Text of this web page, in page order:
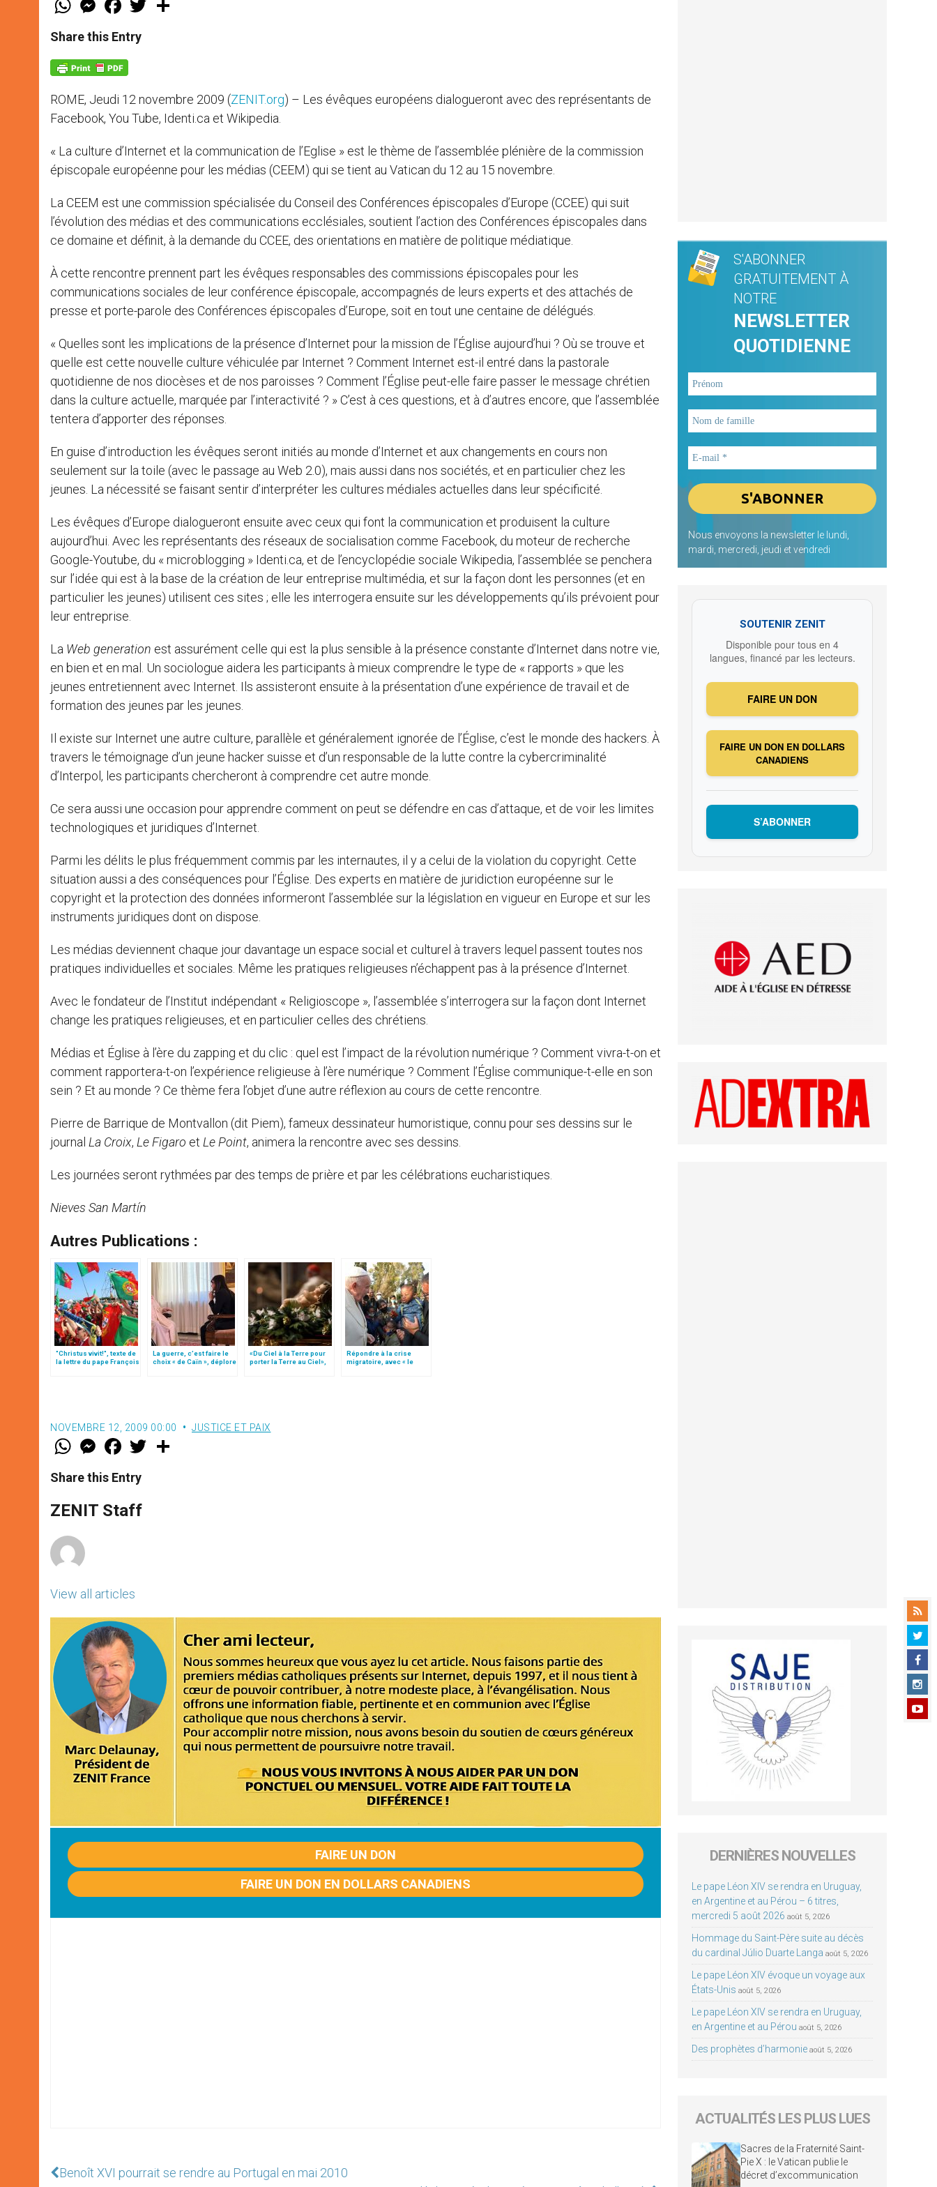
t
s
p
p
e
s
e
g
e
a
e
b
k
w
Share this Entry
ROME, Jeudi 12 novembre 2009 (ZENIT.org) – Les évêques européens dialogueront avec des représentants de
Facebook, You Tube, Identi.ca et Wikipedia.
« La culture d’Internet et la communication de l’Eglise » est le thème de l’assemblée plénière de la commission
épiscopale européenne pour les médias (CEEM) qui se tient au Vatican du 12 au 15 novembre.
La CEEM est une commission spécialisée du Conseil des Conférences épiscopales d’Europe (CCEE) qui suit
l’évolution des médias et des communications ecclésiales, soutient l’action des Conférences épiscopales dans
ce domaine et définit, à la demande du CCEE, des orientations en matière de politique médiatique.
À cette rencontre prennent part les évêques responsables des commissions épiscopales pour les
communications sociales de leur conférence épiscopale, accompagnés de leurs experts et des attachés de
presse et porte-parole des Conférences épiscopales d’Europe, soit en tout une centaine de délégués.
« Quelles sont les implications de la présence d’Internet pour la mission de l’Église aujourd’hui ? Où se trouve et
quelle est cette nouvelle culture véhiculée par Internet ? Comment Internet est-il entré dans la pastorale
quotidienne de nos diocèses et de nos paroisses ? Comment l’Église peut-elle faire passer le message chrétien
dans la culture actuelle, marquée par l’interactivité ? » C’est à ces questions, et à d’autres encore, que l’assemblée
tentera d’apporter des réponses.
En guise d’introduction les évêques seront initiés au monde d’Internet et aux changements en cours non
seulement sur la toile (avec le passage au Web 2.0), mais aussi dans nos sociétés, et en particulier chez les
jeunes. La nécessité se faisant sentir d’interpréter les cultures médiales actuelles dans leur spécificité.
Les évêques d’Europe dialogueront ensuite avec ceux qui font la communication et produisent la culture
aujourd’hui. Avec les représentants des réseaux de socialisation comme Facebook, du moteur de recherche
Google-Youtube, du « microblogging » Identi.ca, et de l’encyclopédie sociale Wikipedia, l’assemblée se penchera
sur l’idée qui est à la base de la création de leur entreprise multimédia, et sur la façon dont les personnes (et en
particulier les jeunes) utilisent ces sites ; elle les interrogera ensuite sur les développements qu’ils prévoient pour
leur entreprise.
La Web generation est assurément celle qui est la plus sensible à la présence constante d’Internet dans notre vie,
en bien et en mal. Un sociologue aidera les participants à mieux comprendre le type de « rapports » que les
jeunes entretiennent avec Internet. Ils assisteront ensuite à la présentation d’une expérience de travail et de
formation des jeunes par les jeunes.
Il existe sur Internet une autre culture, parallèle et généralement ignorée de l’Église, c’est le monde des hackers. À
travers le témoignage d’un jeune hacker suisse et d’un responsable de la lutte contre la cybercriminalité
d’Interpol, les participants chercheront à comprendre cet autre monde.
Ce sera aussi une occasion pour apprendre comment on peut se défendre en cas d’attaque, et de voir les limites
technologiques et juridiques d’Internet.
Parmi les délits le plus fréquemment commis par les internautes, il y a celui de la violation du copyright. Cette
situation aussi a des conséquences pour l’Église. Des experts en matière de juridiction européenne sur le
copyright et la protection des données informeront l’assemblée sur la législation en vigueur en Europe et sur les
instruments juridiques dont on dispose.
Les médias deviennent chaque jour davantage un espace social et culturel à travers lequel passent toutes nos
pratiques individuelles et sociales. Même les pratiques religieuses n’échappent pas à la présence d’Internet.
Avec le fondateur de l’Institut indépendant « Religioscope », l’assemblée s’interrogera sur la façon dont Internet
change les pratiques religieuses, et en particulier celles des chrétiens.
Médias et Église à l’ère du zapping et du clic : quel est l’impact de la révolution numérique ? Comment vivra-t-on et
comment rapportera-t-on l’expérience religieuse à l’ère numérique ? Comment l’Église communique-t-elle en son
sein ? Et au monde ? Ce thème fera l’objet d’une autre réflexion au cours de cette rencontre.
Pierre de Barrique de Montvallon (dit Piem), fameux dessinateur humoristique, connu pour ses dessins sur le
journal La Croix, Le Figaro et Le Point, animera la rencontre avec ses dessins.
Les journées seront rythmées par des temps de prière et par les célébrations eucharistiques.
Nieves San Martín
Autres Publications :
"Christus vivit!", texte de
la lettre du pape François
La guerre, c’est faire le
choix « de Caïn », déplore
«Du Ciel à la Terre pour
porter la Terre au Ciel»,
Répondre à la crise
migratoire, avec « le
NOVEMBRE 12, 2009 00:00 JUSTICE ET PAIX
W
t
s
p
p
M
e
s
e
g
e
F
a
e
b
o
k
w
Share this Entry
ZENIT Staff
View all articles
FAIRE UN DON
FAIRE UN DON EN DOLLARS CANADIENS
Benoît XVI pourrait se rendre au Portugal en mai 2010
S'ABONNER
GRATUITEMENT À
NOTRE
NEWSLETTER
QUOTIDIENNE
Nous envoyons la newsletter le lundi,
mardi, mercredi, jeudi et vendredi
SOUTENIR ZENIT
Disponible pour tous en 4
langues, financé par les lecteurs.
FAIRE UN DON
FAIRE UN DON EN DOLLARS
CANADIENS
S’ABONNER
DERNIÈRES NOUVELLES
Le pape Léon XIV se rendra en Uruguay,
en Argentine et au Pérou – 6 titres,
mercredi 5 août 2026 août 5, 2026
Hommage du Saint-Père suite au décès
du cardinal Júlio Duarte Langa août 5, 2026
Le pape Léon XIV évoque un voyage aux
États-Unis août 5, 2026
Le pape Léon XIV se rendra en Uruguay,
en Argentine et au Pérou août 5, 2026
Des prophètes d’harmonie août 5, 2026
ACTUALITÉS LES PLUS LUES
Sacres de la Fraternité Saint-
Pie X : le Vatican publie le
décret d’excommunication